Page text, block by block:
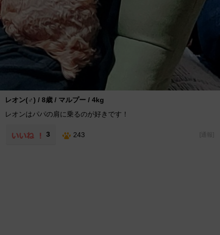
レオン(♂) / 8歳 / マルプー / 4kg
レオンはパパの肩に乗るのが好きです！
3 243